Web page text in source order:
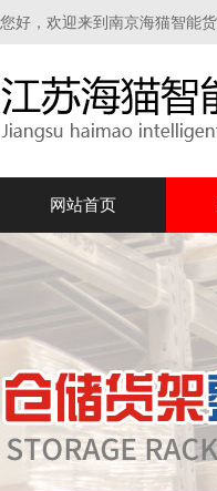
您好，欢迎来到南京海猫智能
网站首页